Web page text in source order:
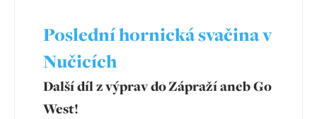
Poslední hornická svačina v
Nučicích
Další díl z výprav do Zápraží aneb Go
West!